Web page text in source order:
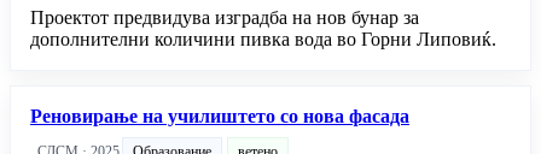
Проектот предвидува изградба на нов бунар за
дополнителни количини пивка вода во Горни Липовиќ.
Реновирање на училиштето со нова фасада